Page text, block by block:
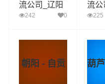
流公司_辽阳
到自贡货运_
242 0
流公
到自
225
朝阳 - 自贡 葫